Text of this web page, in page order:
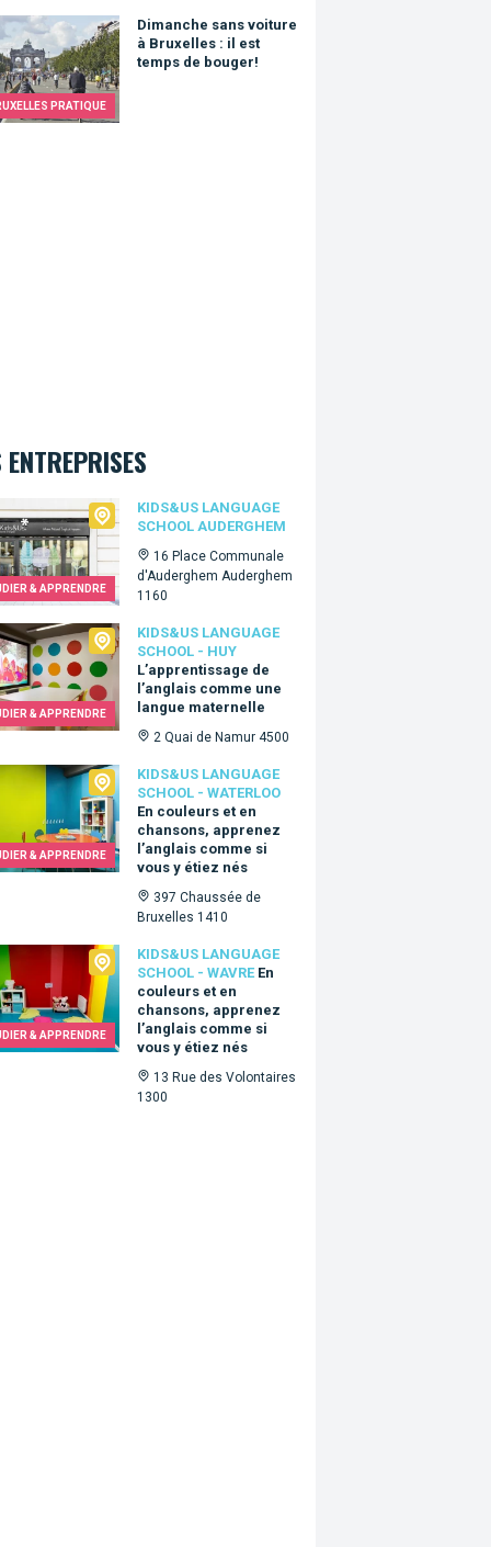
PRATIQUE
Dimanche sans voiture
à Bruxelles : il est
temps de bouger!
sans voiture à Bruxelles : il est temps de bouger!
ENTREPRISES
& APPRENDRE
KIDS&US LANGUAGE
SCHOOL AUDERGHEM
16 Place Communale
d'Auderghem Auderghem
1160
language school Auderghem
& APPRENDRE
KIDS&US LANGUAGE
SCHOOL - HUY
L’apprentissage de
l’anglais comme une
langue maternelle
2 Quai de Namur 4500
language school - Huy
& APPRENDRE
KIDS&US LANGUAGE
SCHOOL - WATERLOO
En couleurs et en
chansons, apprenez
l’anglais comme si
vous y étiez nés
397 Chaussée de
Bruxelles 1410
language school - Waterloo
& APPRENDRE
KIDS&US LANGUAGE
SCHOOL - WAVRE En
couleurs et en
chansons, apprenez
l’anglais comme si
vous y étiez nés
13 Rue des Volontaires
1300
language school - Wavre